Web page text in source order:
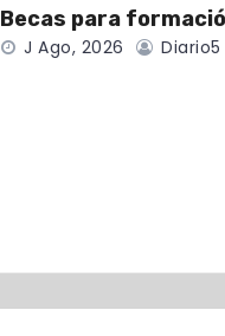
Becas para
J Ago, 2026 Diario5